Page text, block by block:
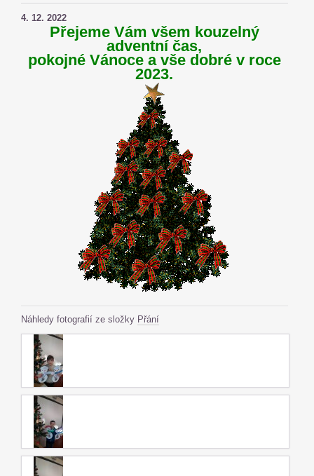
4. 12. 2022
Přejeme Vám všem kouzelný
adventní čas,
pokojné Vánoce a vše dobré v roce
2023.
Náhledy fotografií ze složky Přání